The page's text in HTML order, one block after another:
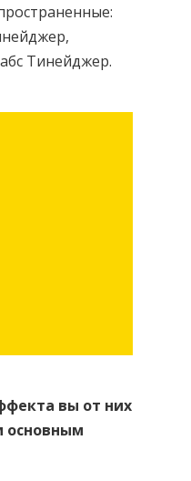
Тинейджер.
вы от них
основным